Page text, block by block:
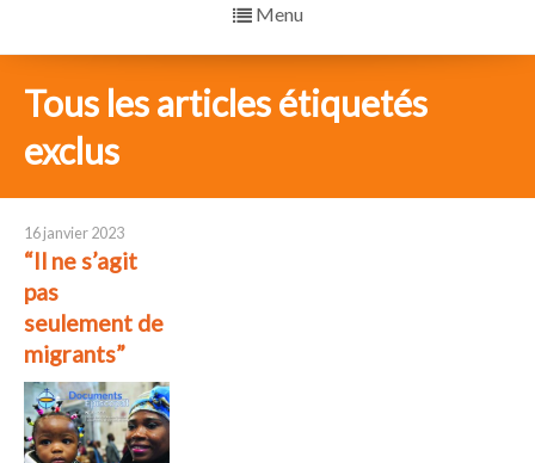
Menu
Tous les articles étiquetés
exclus
16 janvier 2023
“Il ne s’agit
pas
seulement de
migrants”